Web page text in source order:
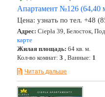
Апартамент №126 (64,40
Цена: узнать по тел. +48
Адрес: Ciepła 39, Белосток,
карте
Жилая площадь: 64 кв. м.
Кол-во комнат: 3 , Ванные: 1
Читать дальше